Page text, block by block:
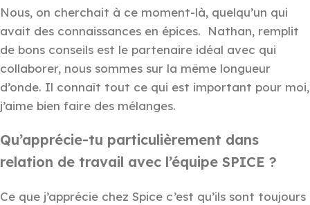
Nous, on cherchait à ce moment-là, quelqu’un qui
avait des connaissances en épices. Nathan, remplit
de bons conseils est le partenaire idéal avec qui
collaborer, nous sommes sur la même longueur
d’onde. Il connaît tout ce qui est important pour moi,
j’aime bien faire des mélanges.
Qu’apprécie-tu particulièrement dans
relation de travail avec l’équipe SPICE ?
Ce que j’apprécie chez Spice c’est qu’ils sont toujours